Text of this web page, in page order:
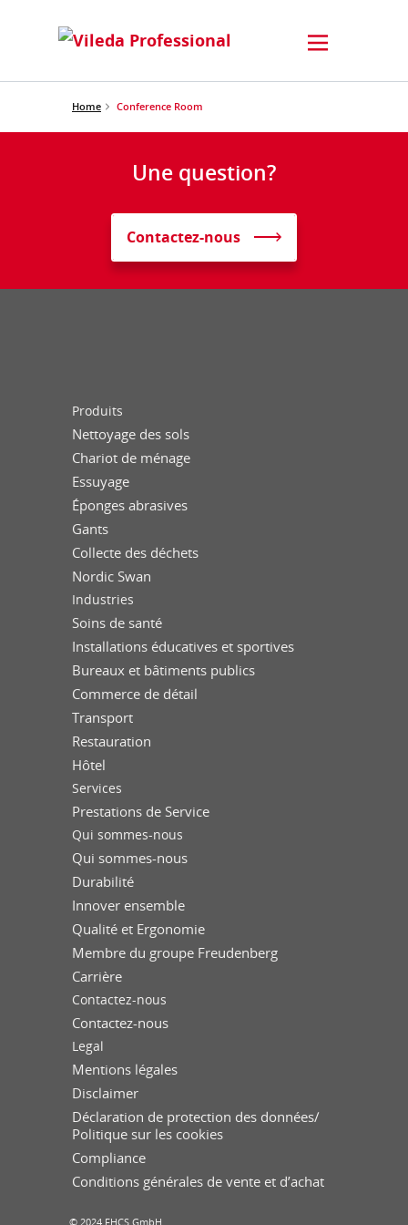
Home Conference Room
Une question?
Contactez-nous
Produits
Nettoyage des sols
Chariot de ménage
Essuyage
Éponges abrasives
Gants
Collecte des déchets
Nordic Swan
Industries
Soins de santé
Installations éducatives et sportives
Bureaux et bâtiments publics
Commerce de détail
Transport
Restauration
Hôtel
Services
Prestations de Service
Qui sommes-nous
Qui sommes-nous
Durabilité
Innover ensemble
Qualité et Ergonomie
Membre du groupe Freudenberg
Carrière
Contactez-nous
Contactez-nous
Legal
Mentions légales
Disclaimer
Déclaration de protection des données/
Politique sur les cookies
Compliance
Conditions générales de vente et d’achat
© 2024 FHCS GmbH